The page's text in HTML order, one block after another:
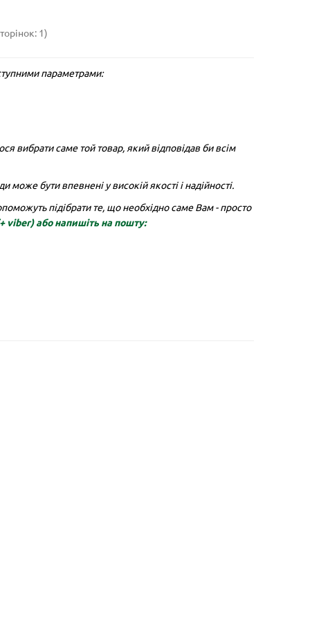
4.50 грн
1)
параметрами:
вибрати саме той товар, який відповідав би всім
бути впевнені у високій якості і надійності.
підібрати те, що необхідно саме Вам - просто
viber)або напишіть на пошту: